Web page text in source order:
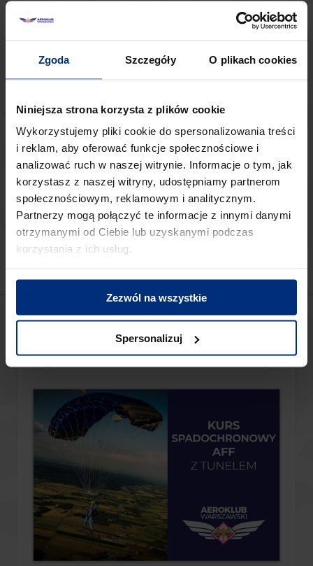
Zgoda Szczegóły O plikach cookies
Niniejsza strona korzysta z plików cookie
Wykorzystujemy pliki cookie do spersonalizowania treści
i reklam, aby oferować funkcje społecznościowe i
analizować ruch w naszej witrynie. Informacje o tym, jak
korzystasz z naszej witryny, udostępniamy partnerom
społecznościowym, reklamowym i analitycznym.
Partnerzy mogą połączyć te informacje z innymi danymi
otrzymanymi od Ciebie lub uzyskanymi podczas
korzystania z ich usług.
Zezwól na wszystkie
Spersonalizuj
muszą spełniać wymogi określone w
przepisach dotyczących
szkolenia lotniczego dla
Kandydaci powinni być przygotowani naintensywny
Szkolenie IR(A)MEtokluczowy krokdla pilotów
planującychkarierę w lotnictwie komercyjnym.
Uzyskane uprawnieniaotwierają drogę do pracy w
liniach lotniczychoraz umożliwiają wykonywanie
lotów IFR w każdych warunkach
meteorologicznych.
PODOBNE PRODUKTY